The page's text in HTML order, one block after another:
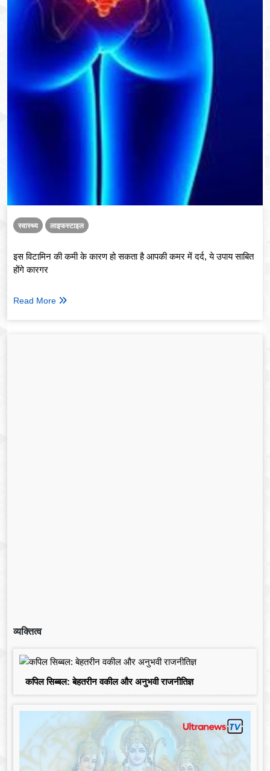
स्वास्थ्य लाइफस्टाइल
इस विटामिन की कमी के कारण हो सकता है आपकी कमर में दर्द, ये उपाय साबित
होंगे कारगर
Read More
व्यक्तित्व
कपिल सिब्बल: बेहतरीन वकील और अनुभवी राजनीतिज्ञ